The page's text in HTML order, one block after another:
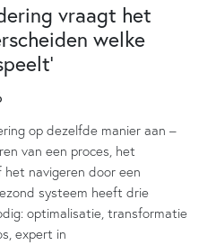
vraagt het
welke
op dezelfde manier aan –
van een proces, het
navigeren door een
systeem heeft drie
optimalisatie, transformatie
expert in